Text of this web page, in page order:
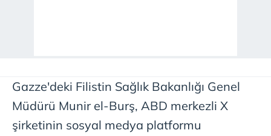
Gazze'deki Filistin Sağlık Bakanlığı Genel
Müdürü Munir el-Burş, ABD merkezli X
şirketinin sosyal medya platformu